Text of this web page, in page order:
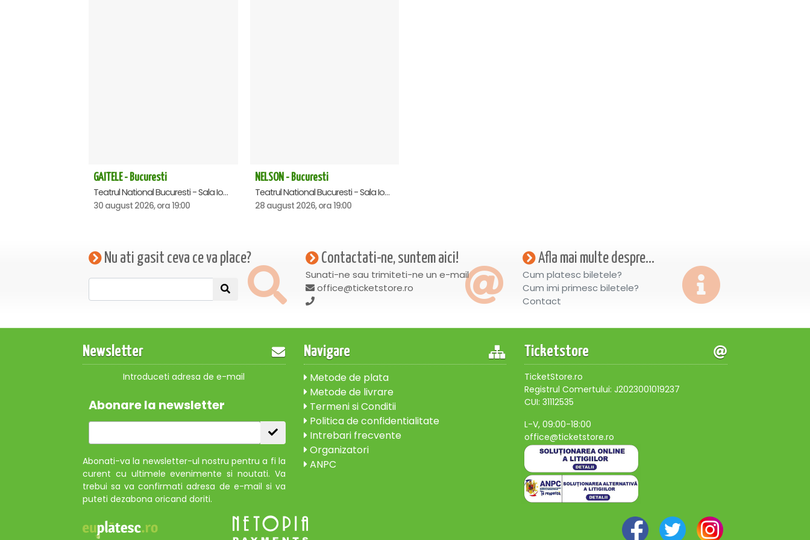
GAITELE - Bucuresti
Teatrul National Bucuresti - Sala Ion Caramitru, Bucuresti
30 august 2026, ora 19:00
NELSON - Bucuresti
Teatrul National Bucuresti - Sala Ion Caramitru, Bucuresti
28 august 2026, ora 19:00
Nu ati gasit ceva ce va place? Contactati-ne, suntem aici!
Sunati-ne sau trimiteti-ne un e-mail
office@ticketstore.ro
Afla mai multe despre...
Cum platesc biletele?
Cum imi primesc biletele?
Contact
Newsletter
Introduceti adresa de e-mail
Abonare la newsletter
Abonati-va la newsletter-ul nostru pentru a fi la
curent cu ultimele evenimente si noutati. Va
trebui sa va confirmati adresa de e-mail si va
puteti dezabona oricand doriti.
Navigare
Metode de plata
Metode de livrare
Termeni si Conditii
Politica de confidentialitate
Intrebari frecvente
Organizatori
ANPC
Ticketstore
TicketStore.ro
Registrul Comertului: J2023001019237
CUI: 31112535
L-V, 09:00-18:00
office@ticketstore.ro